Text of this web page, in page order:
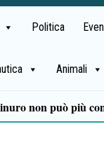
Politica
Animali
Vallo della Lucania, furto al “San Luca”: svuotati tre distributori automatici